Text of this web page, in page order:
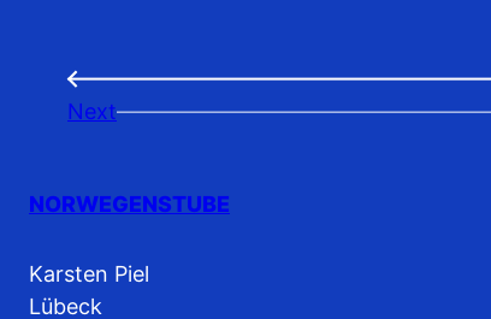
←
Next
NORWEGENSTUBE
Karsten Piel
Lübeck